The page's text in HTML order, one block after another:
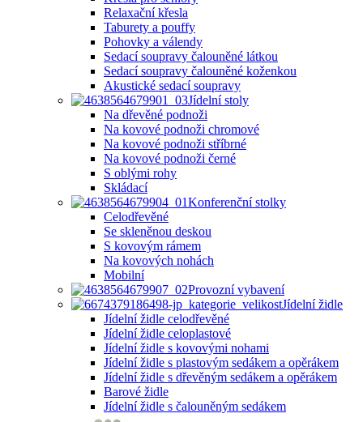
Relaxační křesla
Taburety a pouffy
Pohovky a válendy
Sedací soupravy čalouněné látkou
Sedací soupravy čalouněné koženkou
Akustické sedací soupravy
Jídelní stoly
Na dřevěné podnoži
Na kovové podnoži chromové
Na kovové podnoži stříbrné
Na kovové podnoži černé
S oblými rohy
Skládací
Konferenční stolky
Celodřevěné
Se skleněnou deskou
S kovovým rámem
Na kovových nohách
Mobilní
Provozní vybavení
Jídelní židle
Jídelní židle celodřevěné
Jídelní židle celoplastové
Jídelní židle s kovovými nohami
Jídelní židle s plastovým sedákem a opěrákem
Jídelní židle s dřevěným sedákem a opěrákem
Barové židle
Jídelní židle s čalouněným sedákem